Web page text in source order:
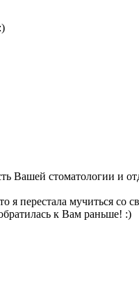
Вашей стоматологии и
перестала мучиться со
к Вам раньше! :)